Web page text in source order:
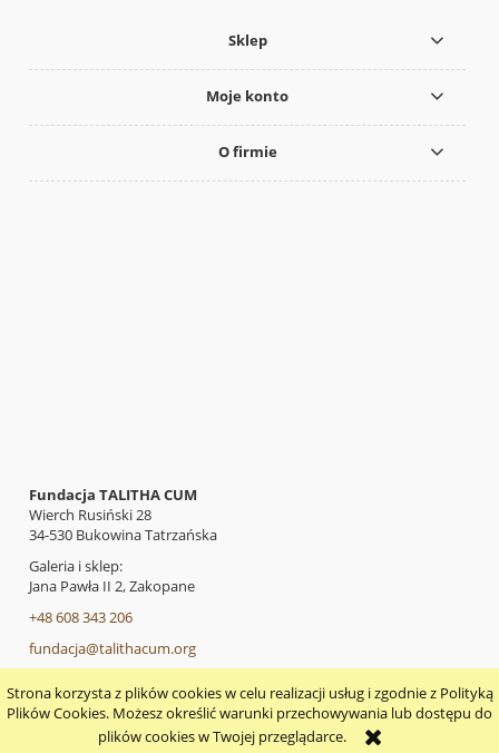
Strona korzysta z plików cookies w celu realizacji usług i zgodnie z Polityką
Plików Cookies. Możesz określić warunki przechowywania lub dostępu do
plików cookies w Twojej przeglądarce.
Sklep
Moje konto
O firmie
Fundacja TALITHA CUM
Wierch Rusiński 28
34-530 Bukowina Tatrzańska
Galeria i sklep:
Jana Pawła II 2, Zakopane
+48 608 343 206
fundacja@talithacum.org
pokaż pełną wersję strony
Sklep internetowy Shoper.pl